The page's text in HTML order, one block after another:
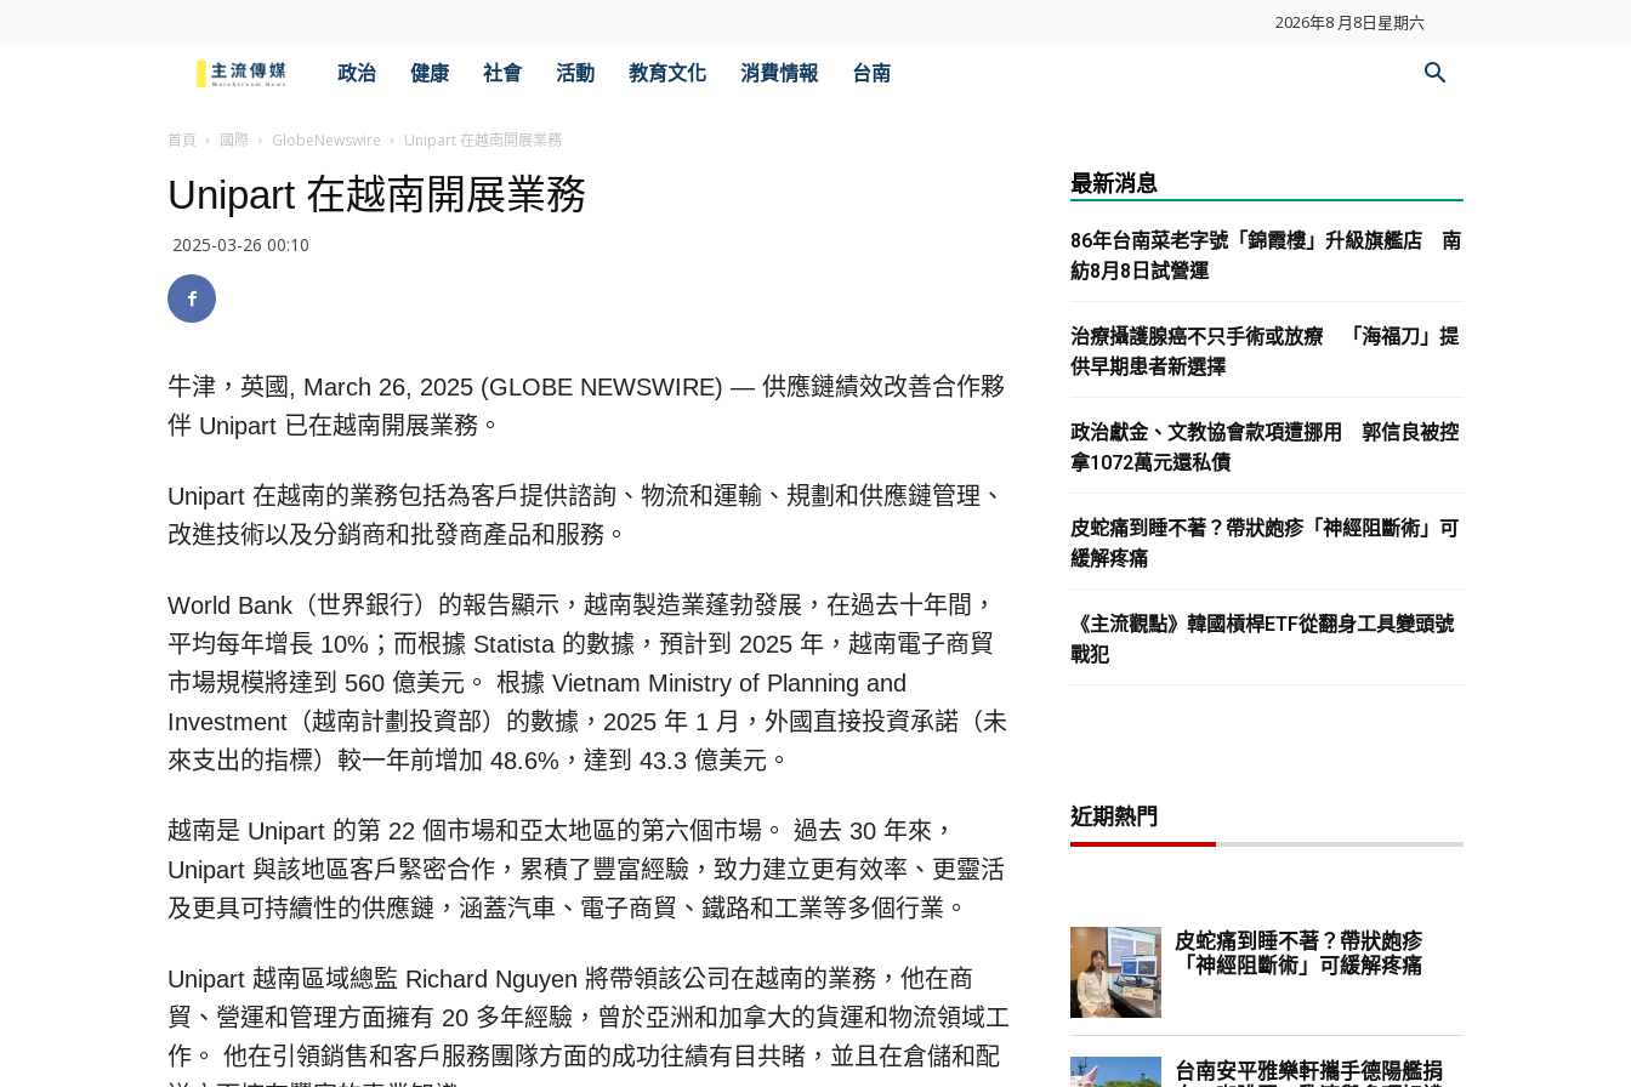
2026年8 月8日星期六
流
傳
政治 健康 社會 活動 教育文化 消費情報 台南
首頁 國際 GlobeNewswire Unipart 在越南開展業務
Unipart 在越南開展業務
2025-03-26 00:10
牛津，英國, March 26, 2025 (GLOBE NEWSWIRE) — 供應鏈績效改善合作夥
伴 Unipart 已在越南開展業務。
Unipart 在越南的業務包括為客戶提供諮詢、物流和運輸、規劃和供應鏈管理、
改進技術以及分銷商和批發商產品和服務。
World Bank（世界銀行）的報告顯示，越南製造業蓬勃發展，在過去十年間，
平均每年增長 10%；而根據 Statista 的數據，預計到 2025 年，越南電子商貿
市場規模將達到 560 億美元。 根據 Vietnam Ministry of Planning and
Investment（越南計劃投資部）的數據，2025 年 1 月，外國直接投資承諾（未
來支出的指標）較一年前增加 48.6%，達到 43.3 億美元。
越南是 Unipart 的第 22 個市場和亞太地區的第六個市場。 過去 30 年來，
Unipart 與該地區客戶緊密合作，累積了豐富經驗，致力建立更有效率、更靈活
及更具可持續性的供應鏈，涵蓋汽車、電子商貿、鐵路和工業等多個行業。
Unipart 越南區域總監 Richard Nguyen 將帶領該公司在越南的業務，他在商
貿、營運和管理方面擁有 20 多年經驗，曾於亞洲和加拿大的貨運和物流領域工
作。 他在引領銷售和客戶服務團隊方面的成功往績有目共睹，並且在倉儲和配
最新消息
86年台南菜老字號「錦霞樓」升級旗艦店 南
紡8月8日試營運
治療攝護腺癌不只手術或放療 「海福刀」提
供早期患者新選擇
政治獻金、文教協會款項遭挪用 郭信良被控
拿1072萬元還私債
皮蛇痛到睡不著？帶狀皰疹「神經阻斷術」可
緩解疼痛
《主流觀點》韓國槓桿ETF從翻身工具變頭號
戰犯
近期熱門